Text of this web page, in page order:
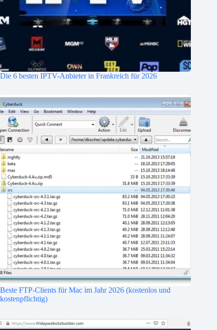
Die 6 besten IPTV-Anbieter in Frankreich für 2026
Beste FTP-Clients für Mac im Jahr 2026 (kostenlos und
kostenpflichtig)